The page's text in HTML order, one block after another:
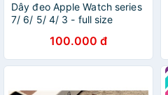
Dây đeo Apple Watch series
7/ 6/ 5/ 4/ 3 - full size
100.000 đ